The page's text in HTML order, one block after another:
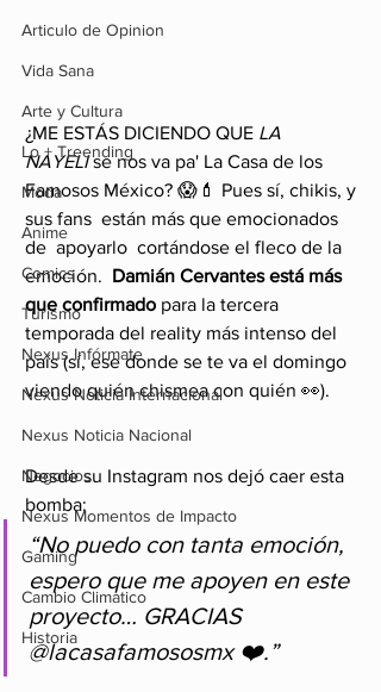
Articulo de Opinion
Vida Sana
Arte y Cultura
Lo + Treending
Moda
Anime
Comics
Turismo
Nexus Infórmate
Nexus Noticia Internacional
Nexus Noticia Nacional
Negocios
Nexus Momentos de Impacto
Gaming
Cambio Climatico
Historia
¿ME ESTÁS DICIENDO QUE LA
NAYELI se nos va pa' La Casa de los
Famosos México? 😱💄 Pues sí, chikis, y
sus fans  están más que emocionados
de  apoyarlo  cortándose el fleco de la
emoción. Damián Cervantes está más
que confirmado para la tercera
temporada del reality más intenso del
país (sí, ese donde se te va el domingo
viendo quién chismea con quién 👀).
Desde su Instagram nos dejó caer esta
bomba:
“No puedo con tanta emoción,
espero que me apoyen en este
proyecto… GRACIAS
@lacasafamososmx ❤️.”